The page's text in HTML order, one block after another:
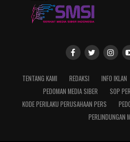
TENTANG KAMI REDAKSI INFO IKLAN
PEDOMAN MEDIA SIBER
SOP
KODE PERILAKU PERUSAHAAN PERS
PERLINDUNGAN